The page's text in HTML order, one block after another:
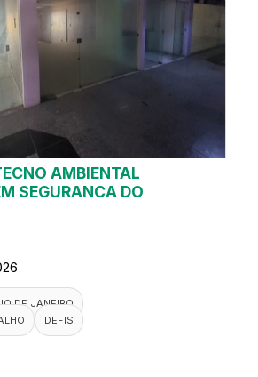
AMBIENTAL
SEGURANCA DO
DE JANEIRO
DEFIS